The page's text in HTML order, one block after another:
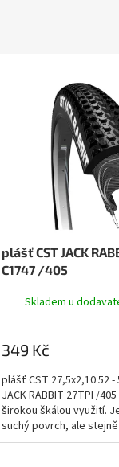
plášť CST JACK
C1747 /405
Skladem u
349 Kč
plášť CST 27,5x2,10 52 -
JACK RABBIT 27TPI /
širokou škálou využití.
suchý povrch, ale
mokrým...